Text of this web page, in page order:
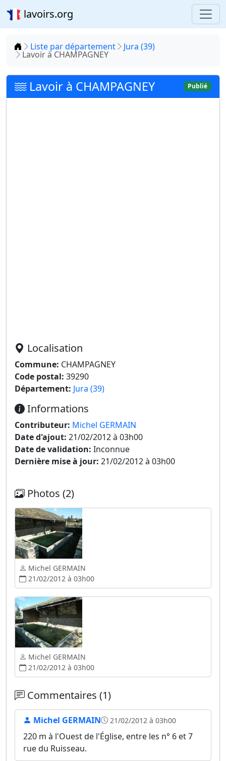
lavoirs.org
Accueil
Liste par département Jura (39)
Lavoir à CHAMPAGNEY
Lavoir à CHAMPAGNEY Publié
Localisation
Commune: CHAMPAGNEY
Code postal: 39290
Département: Jura (39)
Informations
Contributeur: Michel GERMAIN
Date d'ajout: 21/02/2012 à 03h00
Date de validation: Inconnue
Dernière mise à jour: 21/02/2012 à 03h00
Photos (2)
Michel GERMAIN
21/02/2012 à 03h00
Michel GERMAIN
21/02/2012 à 03h00
Commentaires (1)
Michel GERMAIN 21/02/2012 à 03h00
220 m à l'Ouest de l'Église, entre les n° 6 et 7
rue du Ruisseau.